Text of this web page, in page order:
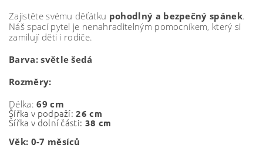
Zajistěte svému děťátku pohodlný a bezpečný spánek.
Náš spací pytel je nenahraditelným pomocníkem, který si
zamilují děti i rodiče.
Barva: světle šedá
Rozměry:
Délka:69 cm
Šířka v podpaží: 26 cm
Šířka v dolní části: 38 cm
Věk: 0-7 měsíců